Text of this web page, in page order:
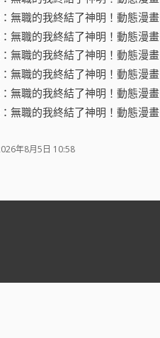
無職的我終結了神明！動態漫畫
無職的我終結了神明！動態漫畫
無職的我終結了神明！動態漫畫
無職的我終結了神明！動態漫畫
無職的我終結了神明！動態漫畫
無職的我終結了神明！動態漫畫
年8月5日 10:58